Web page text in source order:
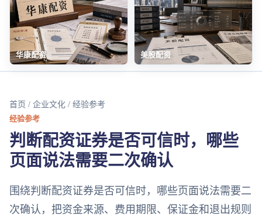
华康配资 美股配资
首页 / 企业文化 / 经验参考
经验参考
判断配资证券是否可信时，哪些
页面说法需要二次确认
围绕判断配资证券是否可信时，哪些页面说法需要二
次确认，把资金来源、费用期限、保证金和退出规则